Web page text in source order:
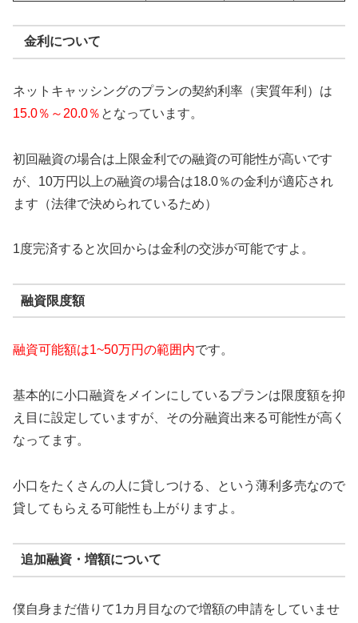
金利について
ネットキャッシングのプランの契約利率（実質年利）は
15.0％～20.0％ となっています。
初回融資の場合は上限金利での融資の可能性が高いです
が、10万円以上の融資の場合は18.0％の金利が適応され
ます（法律で決められているため）
1度完済すると次回からは金利の交渉が可能ですよ。
融資限度額
融資可能額は1~50万円の範囲内です。
基本的に小口融資をメインにしているプランは限度額を抑
え目に設定していますが、その分融資出来る可能性が高く
なってます。
小口をたくさんの人に貸しつける、という薄利多売なので
貸してもらえる可能性も上がりますよ。
追加融資・増額について
僕自身まだ借りて1カ月目なので増額の申請をしていませ